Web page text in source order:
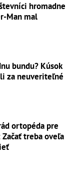
hromadne
Man mal
bundu? Kúsok
za neuveriteľné
ortopéda pre
treba oveľa